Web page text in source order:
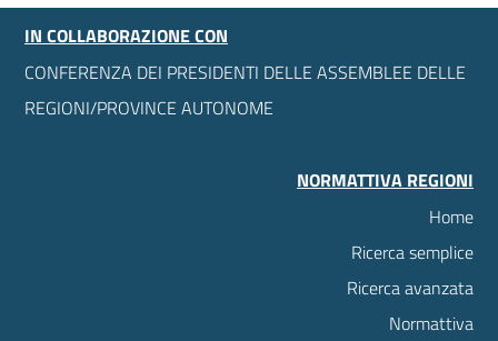
IN COLLABORAZIONE CON
CONFERENZA DEI PRESIDENTI DELLE ASSEMBLEE DELLE
REGIONI/PROVINCE AUTONOME
NORMATTIVA REGIONI
Home
Ricerca semplice
Ricerca avanzata
Normattiva